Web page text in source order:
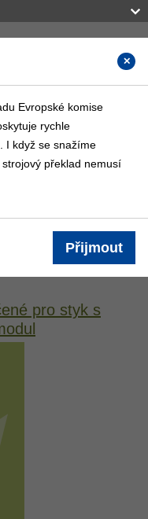
pro styk s
Evropské komise
rychle
I když se snažíme
překlad nemusí
Přijmout